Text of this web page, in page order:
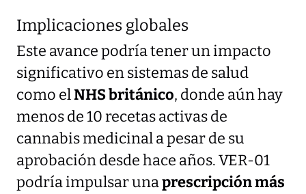
Implicaciones globales
Este avance podría tener un impacto
significativo en sistemas de salud
como elNHS británico, donde aún hay
menos de 10 recetas activas de
cannabis medicinal a pesar de su
aprobación desde hace años. VER-01
podría impulsar unaprescripción más